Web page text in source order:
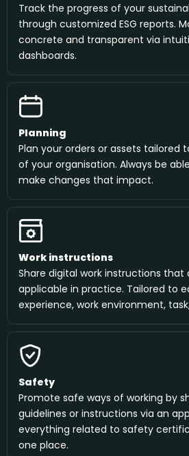
Track the progress of your
through customized ESG reports.
concrete and transparent via
dashboards.
Planning
Plan your orders or assets tailored
of your organisation. Always be
make changes that impact.
Work instructions
Share digital work instructions that
applicable in practice. Tailored to
experience, work environment,
Safety
Promote safe ways of working by
guidelines or instructions via an
everything related to safety
one place.